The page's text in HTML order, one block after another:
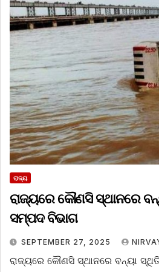
ରାଜ୍ୟ
ରାଜ୍ୟରେ କୌଣସି ସ୍ଥାନରେ
ସମ୍ପଦ ବିଭାଗ
SEPTEMBER 27, 2025
ରାଜ୍ୟରେ କୌଣସି ସ୍ଥାନରେ ବନ୍ୟା